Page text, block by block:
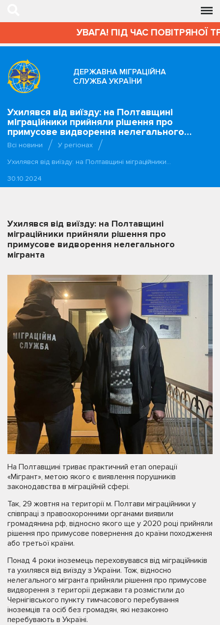
УВАГА! ПІД ЧАС ПОВІТРЯНОЇ
ДЕРЖАВНА МІГРАЦІЙНА
СЛУЖБА УКРАЇНИ
Ухилявся від виїзду: на Полтавщині
міграційники прийняли рішення про
примусове видворення нелегального…
Всі новини
У регіонах
Ухилявся від виїзду: на Полтавщині міграційники…
30.10.2024
Ухилявся від виїзду: на Полтавщині
міграційники прийняли рішення про
примусове видворення нелегального
мігранта
На Полтавщині триває практичний етап операції
«Мігрант», метою якого є виявлення порушників
законодавства в міграційній сфері.
Так, 29 жовтня на території м. Полтави міграційники у
співпраці з правоохоронними органами виявили
громадянина рф, відносно якого ще у 2020 році прийняли
рішення про примусове повернення до країни походження
або третьої країни.
Понад 4 роки іноземець переховувався від міграційників
та ухилявся від виїзду з України. Тож, відносно
нелегального мігранта прийняли рішення про примусове
видворення з території держави та розмістили до
Чернігівського пункту тимчасового перебування
іноземців та осіб без громадян, які незаконно
перебувають в Україні.